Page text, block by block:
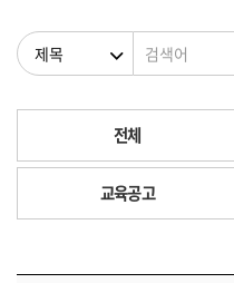
검색조건 검색어
전체
교육공고